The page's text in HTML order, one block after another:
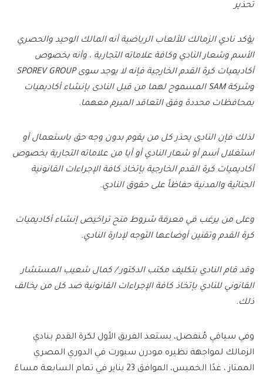
تحذير
يؤكد نادي الزمالك للألعاب الرياضية أنه المالك الوحيد والحصري
الأسم وشعار النادي وكافة علاماته التجارية ، وأنه بخصوص
أكاديميات كرة القدم الخارجية فإنه لا يوجد سوى SPOREV GROUP
وشركة SAM المسموح لهما من قبل النادى بإنشاء أكاديميات
بمحافظات محددة وفق التعاقد المبرم معهما.
لذلك فإن النادى يحذر كل من يقوم بدون وجه حق باستعمال أو
استغلال أسم أو شعار النادي أو أيا من علاماته التجارية بخصوص
أكاديميات كرة القدم الخارجية بإتخاذ كافة الإجراءات القانونية
الجنائية والمدنية حفاظاً على حقوق النادي.
وعلى من يرغب في معرفة شروط منح تراخيص إنشاء أكاديميات
كرة القدم وتقنين أوضاعها التوجه لإدارة النادي.
وقد قام النادي بتكليف مكتب الدكتور / كمال شعيب المستشار
القانوني للنادي بإتخاذ كافة الإجراءات القانونية ضد كل من يخالف
ذلك.
وفي سياقي مُنفصل، يستعد الفريق الأول لكرة القدم بنادي
الزمالك لمواجهة نظيره مودرن سبورت في الدوري المصري
الممتاز ، غدًا الخميس، الموافق 23 يناير في تمام السابعة مساءً